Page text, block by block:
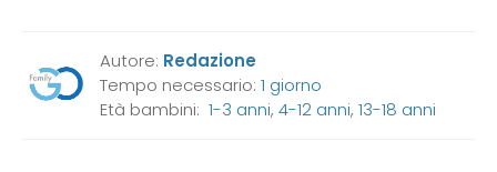
Autore: Redazione
Tempo necessario: 1 giorno
Età bambini: 1-3 anni, 4-12 anni, 13-18 anni